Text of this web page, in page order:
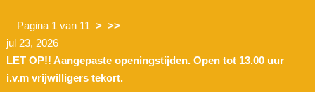
Pagina 1 van 11 > >>
jul 23, 2026
LET OP!! Aangepaste openingstijden. Open tot 13.00 uur
i.v.m vrijwilligers tekort.